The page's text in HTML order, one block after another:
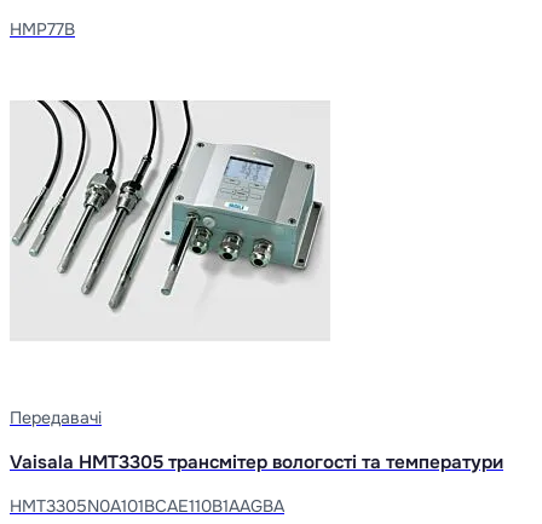
HMP77B
Передавачі
Vaisala HMT3305 трансмітер вологості та температури
HMT3305N0A101BCAE110B1AAGBA